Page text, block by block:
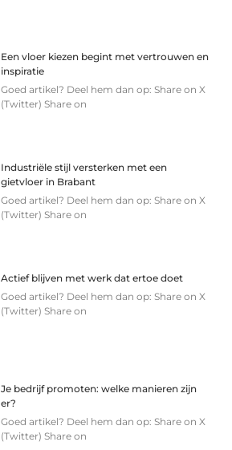
Een vloer kiezen begint met vertrouwen en
inspiratie
Goed artikel? Deel hem dan op: Share on X
(Twitter) Share on
Industriële stijl versterken met een
gietvloer in Brabant
Goed artikel? Deel hem dan op: Share on X
(Twitter) Share on
Actief blijven met werk dat ertoe doet
Goed artikel? Deel hem dan op: Share on X
(Twitter) Share on
Je bedrijf promoten: welke manieren zijn
er?
Goed artikel? Deel hem dan op: Share on X
(Twitter) Share on